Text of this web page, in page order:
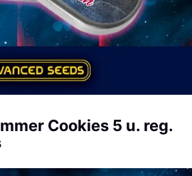
Cookies 5 u. reg.